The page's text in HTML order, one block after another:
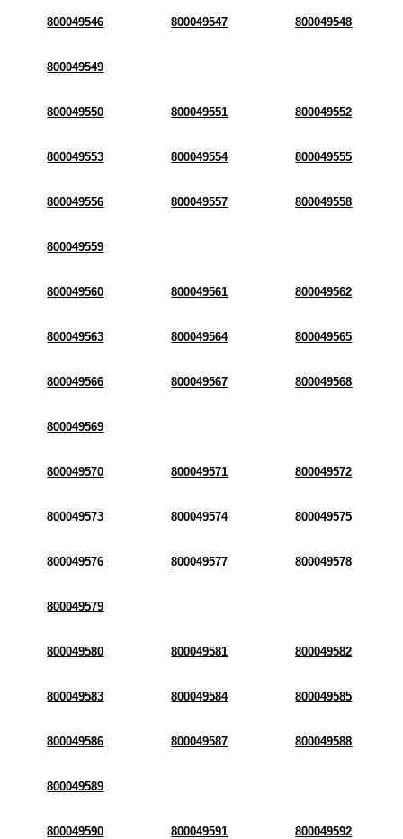
800049546 800049547 800049548
800049549
800049550 800049551 800049552
800049553 800049554 800049555
800049556 800049557 800049558
800049559
800049560 800049561 800049562
800049563 800049564 800049565
800049566 800049567 800049568
800049569
800049570 800049571 800049572
800049573 800049574 800049575
800049576 800049577 800049578
800049579
800049580 800049581 800049582
800049583 800049584 800049585
800049586 800049587 800049588
800049589
800049590 800049591 800049592